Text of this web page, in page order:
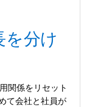
を分け
関係をリセット
て会社と社員が